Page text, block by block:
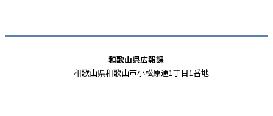
和歌山県広報課
和歌山県和歌山市小松原通1丁目1番地